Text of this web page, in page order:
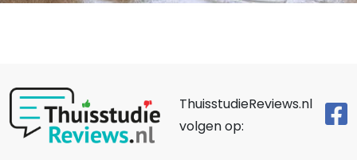
ThuisstudieReviews.nl
volgen op: